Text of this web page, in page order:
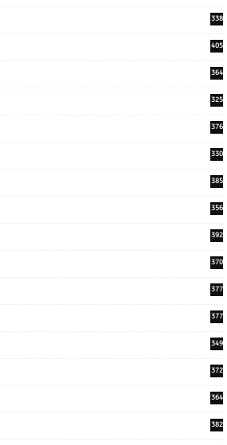
338
405
364
325
376
330
385
356
392
370
377
377
349
372
364
382